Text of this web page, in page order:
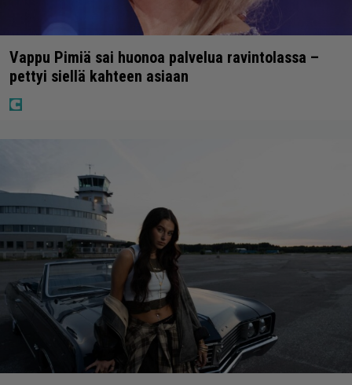
Vappu Pimiä sai huonoa palvelua ravintolassa –
pettyi siellä kahteen asiaan